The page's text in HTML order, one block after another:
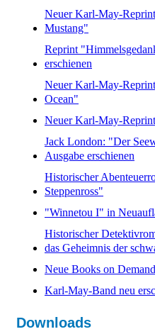
Neuer Karl-May-
Mustang"
Reprint
erschienen
Neuer Karl-May-
Ocean"
Neuer Karl-May-
Jack London: "Der
Ausgabe erschienen
Historischer
Steppenross"
"Winnetou I" in
Historischer
das Geheimnis der
Neue Books on
Karl-May-Band neu
Downloads